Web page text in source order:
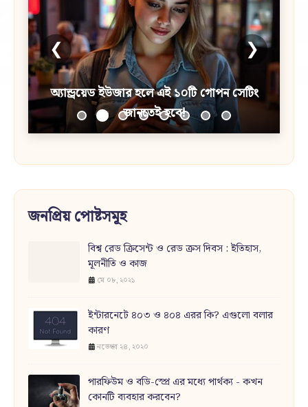
অ্যান্ড্রয়েড ইউজার হলে এই ১০টি গোপন সেটিং
জানতেই হবে!
❮ ❯
জনপ্রিয় পোষ্টসমূহ
বিশ্ব রেড ক্রিসেন্ট ও রেড ক্রস দিবস : ইতিহাস,
মূলনীতি ও কাজ
মে ০৮, ২০২১
ইন্টারনেটে ৪০৩ ও ৪০৪ এরর কি? এগুলো বলার
কারণ
নভেম্বর ২৪, ২০২০
পারফিউম ও বডি-স্প্রে এর মধ্যে পার্থক্য - কখন
কোনটি ব্যবহার করবেন?